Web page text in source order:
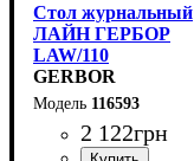
Стол журнальный
ЛАЙН ГЕРБОР
LAW/110
GERBOR
116593
2 122грн